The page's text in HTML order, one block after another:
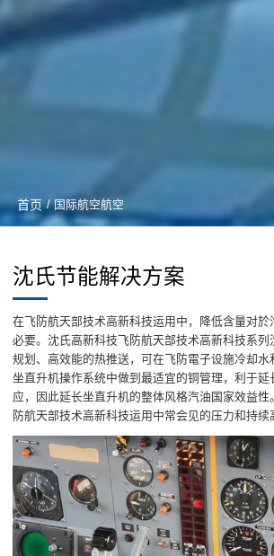
首页 / 国际航空航空
沈氏节能解决方案
在飞防航天部技术高新科技运用中，降低含量对於
必要。沈氏高新科技飞防航天部技术高新科技系列
规划、高效能的热推送，可在飞防電子设施冷却
坐直升机操作系统中做到最适宜的铜管理，利于
应，因此延长坐直升机的整体风格汽油国家效益性
防航天部技术高新科技运用中常会见的压力和持续